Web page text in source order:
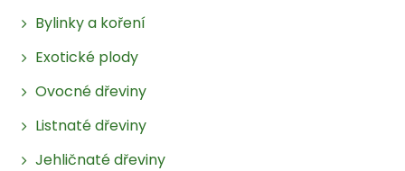
Bylinky a koření
Exotické plody
Ovocné dřeviny
Listnaté dřeviny
Jehličnaté dřeviny